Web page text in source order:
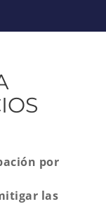
por
las